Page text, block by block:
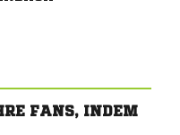
FANS, INDEM